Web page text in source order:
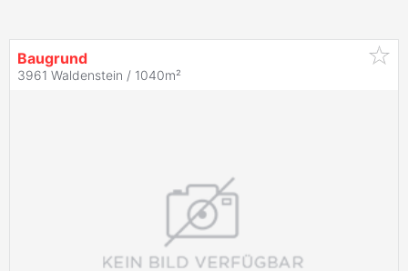
Baugrund
3961 Waldenstein / 1040m²